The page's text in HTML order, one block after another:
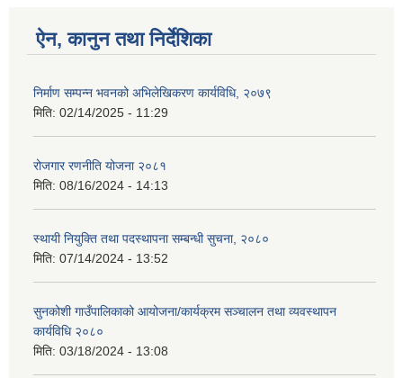
ऐन, कानुन तथा निर्देशिका
निर्माण सम्पन्न भवनको अभिलेखिकरण कार्यविधि, २०७९
मिति: 02/14/2025 - 11:29
रोजगार रणनीति योजना २०८१
मिति: 08/16/2024 - 14:13
स्थायी नियुक्ति तथा पदस्थापना सम्बन्धी सुचना, २०८०
मिति: 07/14/2024 - 13:52
सुनकोशी गाउँपालिकाको आयोजना/कार्यक्रम सञ्चालन तथा व्यवस्थापन
कार्यविधि २०८०
मिति: 03/18/2024 - 13:08